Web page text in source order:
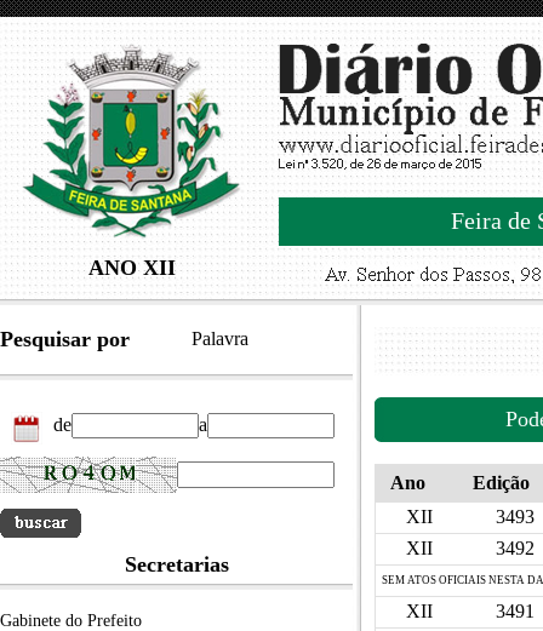
ANO XII
Feira de
Pesquisar por Palavra
de a
Secretarias
Gabinete do Prefeito
Ano
Edição
XII
3493
XII
3492
SEM ATOS OFICIAIS NESTA
XII
3491